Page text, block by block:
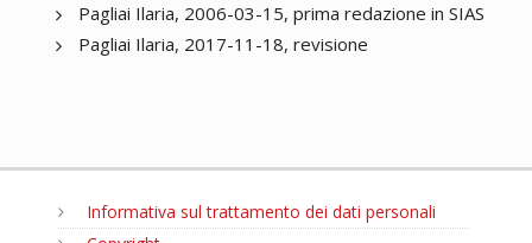
Pagliai Ilaria, 2006-03-15, prima redazione in SIAS
Pagliai Ilaria, 2017-11-18, revisione
Informativa sul trattamento dei dati personali